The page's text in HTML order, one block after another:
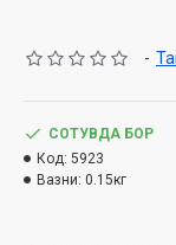
Эслатиб ўтамиз,
УШБУ СОНДА
-
СОТУВДА БОР
Код: 5923
Вазни: 0.15кг